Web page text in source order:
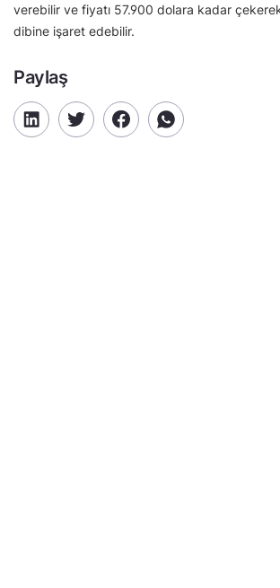
verebilir ve fiyatı 57.900 dolara kadar
dibine işaret edebilir.
Paylaş